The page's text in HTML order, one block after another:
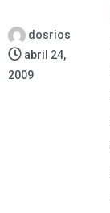
dosrios
abril 24,
2009